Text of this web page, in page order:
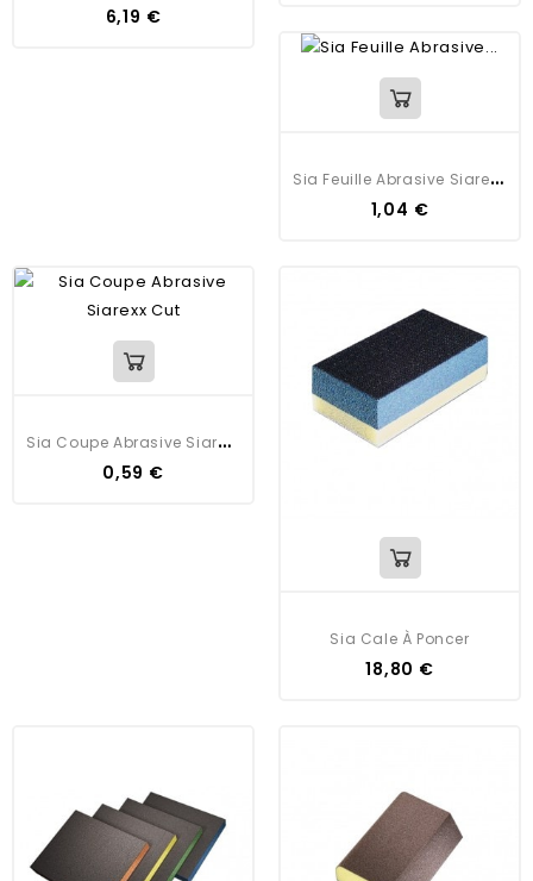
6,19 €
S
Ia Feuille Abrasive Siarexx Cut
1,04 €
S
Ia Coupe Abrasive Siarexx Cut
0,59 €
Sia Cale À Poncer
18,80 €